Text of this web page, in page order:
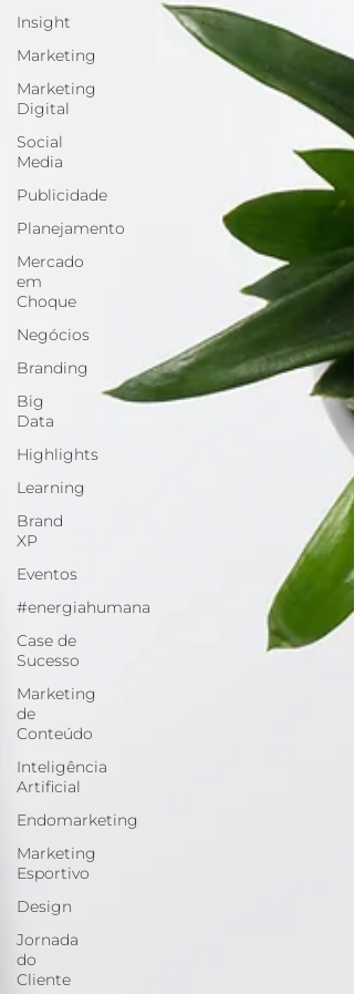
Insight
Marketing
Marketing
Digital
Social
Media
Publicidade
Planejamento
Mercado
em
Choque
Negócios
Branding
Big
Data
Highlights
Learning
Brand
XP
Eventos
#energiahumana
Case de
Sucesso
Marketing
de
Conteúdo
Inteligência
Artificial
Endomarketing
Marketing
Esportivo
Design
Jornada
do
Cliente